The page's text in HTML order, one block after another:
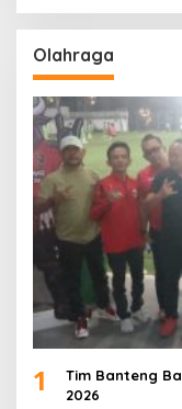
Olahraga
1
Tim Banteng
2026